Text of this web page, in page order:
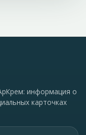
информация о
карточках